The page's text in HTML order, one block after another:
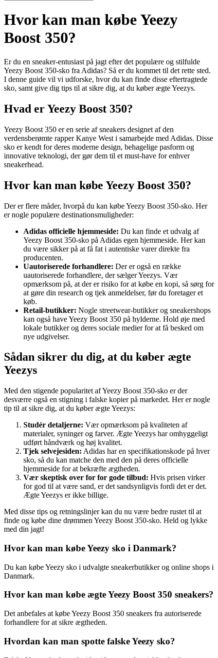
Hvor kan man købe Yeezy
Boost 350?
Er du en sneaker-entusiast på jagt efter det populære og stilfulde
Yeezy Boost 350-sko fra Adidas? Så er du kommet til det rette sted.
I denne guide vil vi udforske, hvor du kan finde disse eftertragtede
sko, samt give dig tips til at sikre dig, at du køber ægte Yeezys.
Hvad er Yeezy Boost 350?
Yeezy Boost 350 er en serie af sneakers designet af den
verdensberømte rapper Kanye West i samarbejde med Adidas. Disse
sko er kendt for deres moderne design, behagelige pasform og
innovative teknologi, der gør dem til et must-have for enhver
sneakerhead.
Hvor kan man købe Yeezy Boost 350?
Der er flere måder, hvorpå du kan købe Yeezy Boost 350-sko. Her
er nogle populære destinationsmuligheder:
Adidas officielle hjemmeside: Du kan finde et udvalg af
Yeezy Boost 350-sko på Adidas egen hjemmeside. Her kan
du være sikker på at få fat i autentiske varer direkte fra
producenten.
Uautoriserede forhandlere: Der er også en række
uautoriserede forhandlere, der sælger Yeezys. Vær
opmærksom på, at der er risiko for at købe en kopi, så sørg for
at gøre din research og tjek anmeldelser, før du foretager et
køb.
Retail-butikker: Nogle streetwear-butikker og sneakershops
kan også have Yeezy Boost 350 på hylderne. Hold øje med
lokale butikker og deres sociale medier for at få besked om
nye udgivelser.
Sådan sikrer du dig, at du køber ægte
Yeezys
Med den stigende popularitet af Yeezy Boost 350-sko er der
desværre også en stigning i falske kopier på markedet. Her er nogle
tip til at sikre dig, at du køber ægte Yeezys:
Studér detaljerne: Vær opmærksom på kvaliteten af
materialer, syninger og farver. Ægte Yeezys har omhyggeligt
udført håndværk og høj kvalitet.
Tjek selvejesiden: Adidas har en specifikationskode på hver
sko, så du kan matche den med den på deres officielle
hjemmeside for at bekræfte ægtheden.
Vær skeptisk over for for gode tilbud: Hvis prisen virker
for god til at være sand, er det sandsynligvis fordi det er det.
Ægte Yeezys er ikke billige.
Med disse tips og retningslinjer kan du nu være bedre rustet til at
finde og købe dine drømmen Yeezy Boost 350-sko. Held og lykke
med din jagt!
Hvor kan man købe Yeezy sko i Danmark?
Du kan købe Yeezy sko i udvalgte sneakerbutikker og online shops i
Danmark.
Hvor kan man købe ægte Yeezy Boost 350 sneakers?
Det anbefales at købe Yeezy Boost 350 sneakers fra autoriserede
forhandlere for at sikre ægtheden.
Hvordan kan man spotte falske Yeezy sko?